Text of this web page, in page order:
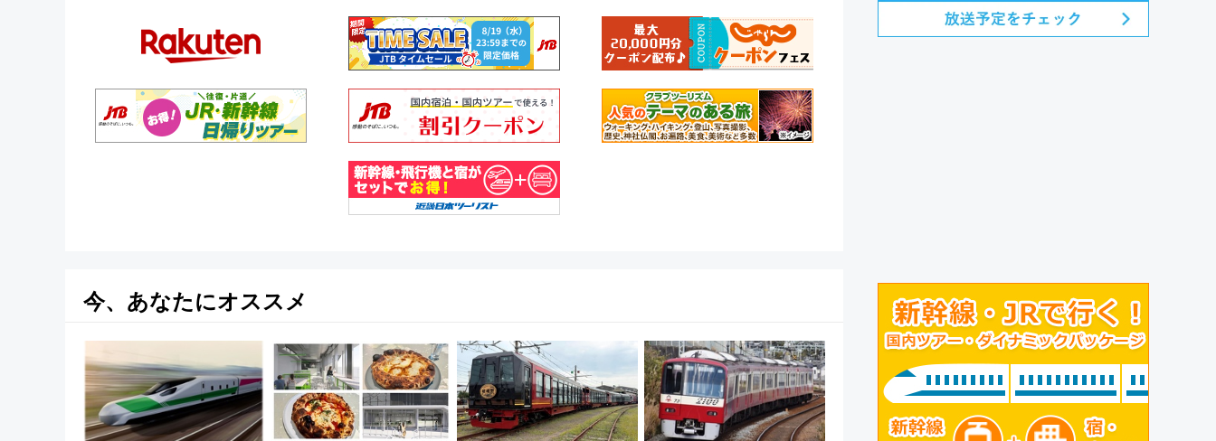
今、あなたにオススメ